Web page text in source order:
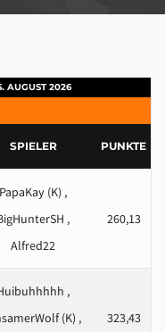
AUGUST 2026
SPIELER PUNKTE
PapaKay (K) ,
,
Alfred22
260,13
,
(K) ,
323,43